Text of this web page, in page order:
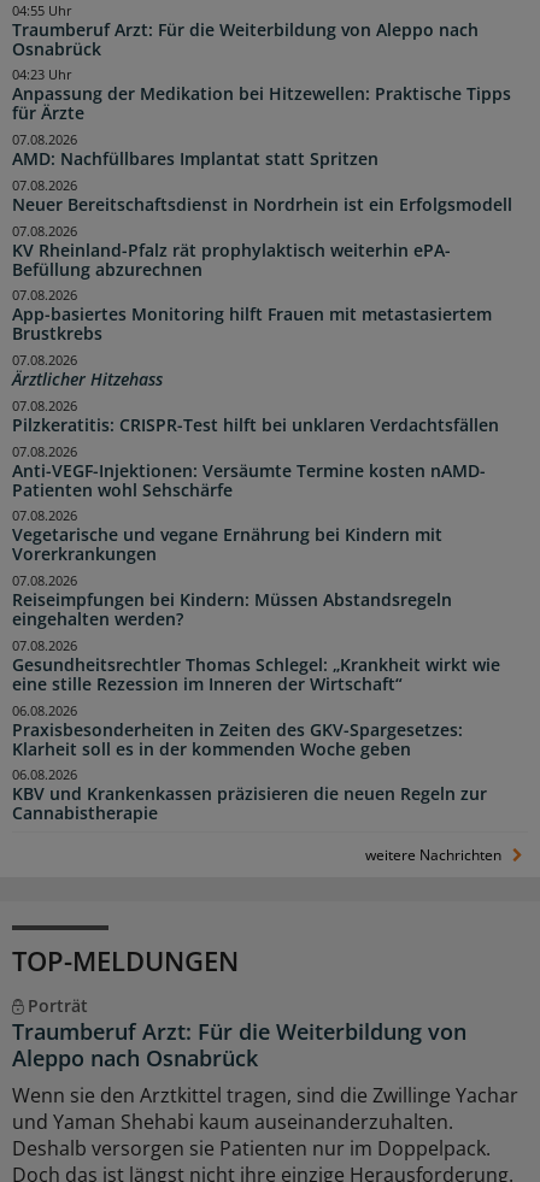
Traumberuf Arzt: Für die Weiterbildung von Aleppo nach
Osnabrück
04:55 Uhr
Anpassung der Medikation bei Hitzewellen: Praktische Tipps
für Ärzte
04:23 Uhr
AMD: Nachfüllbares Implantat statt Spritzen
07.08.2026
Neuer Bereitschaftsdienst in Nordrhein ist ein Erfolgsmodell
07.08.2026
KV Rheinland-Pfalz rät prophylaktisch weiterhin ePA-
Befüllung abzurechnen
07.08.2026
App-basiertes Monitoring hilft Frauen mit metastasiertem
Brustkrebs
07.08.2026
Ärztlicher Hitzehass
07.08.2026
Pilzkeratitis: CRISPR-Test hilft bei unklaren Verdachtsfällen
07.08.2026
Anti-VEGF-Injektionen: Versäumte Termine kosten nAMD-
Patienten wohl Sehschärfe
07.08.2026
Vegetarische und vegane Ernährung bei Kindern mit
Vorerkrankungen
07.08.2026
Reiseimpfungen bei Kindern: Müssen Abstandsregeln
eingehalten werden?
07.08.2026
Gesundheitsrechtler Thomas Schlegel: „Krankheit wirkt wie
eine stille Rezession im Inneren der Wirtschaft“
07.08.2026
Praxisbesonderheiten in Zeiten des GKV-Spargesetzes:
Klarheit soll es in der kommenden Woche geben
06.08.2026
KBV und Krankenkassen präzisieren die neuen Regeln zur
Cannabistherapie
06.08.2026
weitere Nachrichten
TOP-MELDUNGEN
Porträt
Traumberuf Arzt: Für die Weiterbildung von
Aleppo nach Osnabrück
Wenn sie den Arztkittel tragen, sind die Zwillinge Yachar
und Yaman Shehabi kaum auseinanderzuhalten.
Deshalb versorgen sie Patienten nur im Doppelpack.
Doch das ist längst nicht ihre einzige Herausforderung.